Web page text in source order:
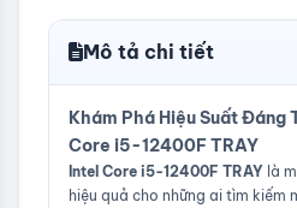
Cache
Hỗ trợ 64-bit Có
phân luồng
Mô tả chi tiết
Khám Phá Hiệu Suất Đáng
Core i5-12400F TRAY
Intel Core i5-12400F TRAY là
hiệu quả cho những ai tìm kiếm